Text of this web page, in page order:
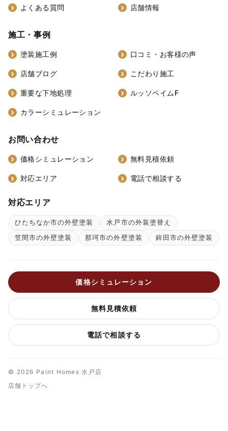
よくある質問 店舗情報
施工・事例
塗装施工例 口コミ・お客様の声
店舗ブログ こだわり施工
重要な下地処理 ルッソペイムF
カラーシミュレーション
お問い合わせ
価格シミュレーション 無料見積依頼
対応エリア 電話で相談する
対応エリア
ひたちなか市の外壁塗装
水戸市の外装塗替え
笠間市の外壁塗装
那珂市の外壁塗装 鉾田市の外壁塗装
価格シミュレーション
無料見積依頼
電話で相談する
© 2026 Paint Homes 水戸店
店舗トップへ